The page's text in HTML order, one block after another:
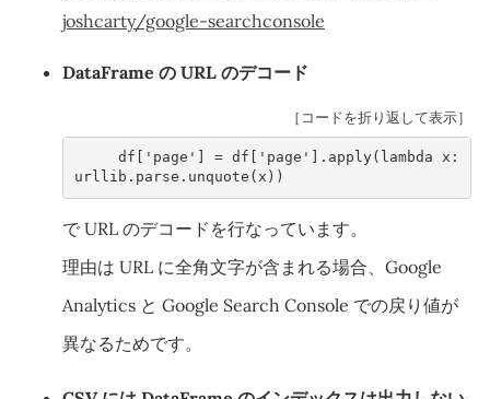
joshcarty/google-searchconsole
DataFrame の URL のデコード
［コードを折り返して表示］
df 'page' = df 'page' . apply( lambda x :
urllib . parse . unquote ( x ))
で URL のデコードを行なっています。
理由は URL に全角文字が含まれる場合、Google
Analytics と Google Search Console での戻り値が
異なるためです。